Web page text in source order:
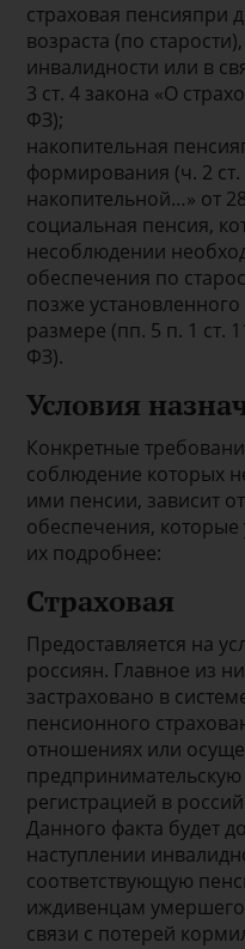
страховая пенсияпри
возраста (по
инвалидности или в
3 ст. 4 закона «О
ФЗ);
накопительная
формирования (ч. 2 ст.
накопительной…» от
социальная пенсия,
несоблюдении
обеспечения по
позже
размере (пп. 5 п. 1 ст.
ФЗ).
Условия
Конкретные
соблюдение которых
ими пенсии, зависит
обеспечения,
их подробнее:
Страховая
Предоставляется на
россиян. Главное из
застраховано в
пенсионного
отношениях или
предпринимательскую
регистрацией в
Данного факта будет
наступлении
соответствующую
иждивенцам
связи с потерей